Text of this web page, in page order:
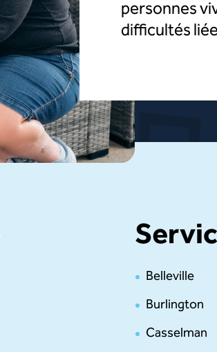
Recherche
personnes
difficultés
Belleville
Burlington
Casselman